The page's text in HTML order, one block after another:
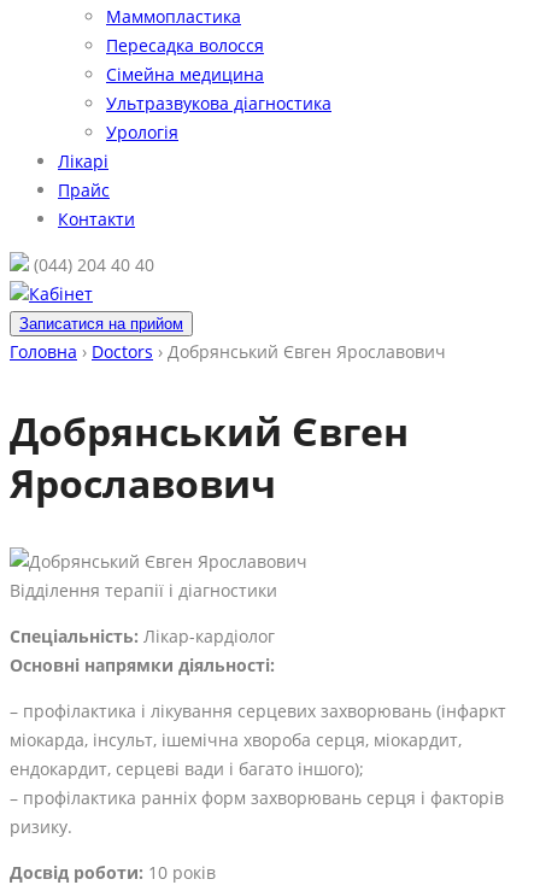
Маммопластика
Пересадка волосся
Сімейна медицина
Ультразвукова діагностика
Урологія
Лікарі
Прайс
Контакти
(044) 204 40 40
Кабінет
Записатися на прийом
Головна › Doctors › Добрянський Євген Ярославович
Добрянський Євген
Ярославович
Відділення терапії і діагностики
Спеціальність: Лікар-кардіолог
Основні напрямки діяльності:
– профілактика і лікування серцевих захворювань (інфаркт
міокарда, інсульт, ішемічна хвороба серця, міокардит,
ендокардит, серцеві вади і багато іншого);
– профілактика ранніх форм захворювань серця і факторів
ризику.
Досвід роботи: 10 років